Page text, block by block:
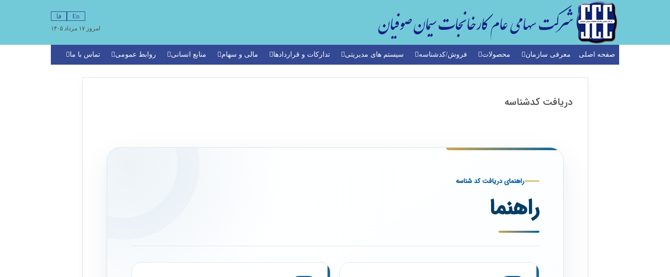
En فا
امروز ۱۷ مرداد ۱۴۰۵
صفحه اصلی معرفی سازمان محصولات فروش/کدشناسه سیستم های مدیریتی تدارکات و قراردادها مالی و سهام منابع انسانی روابط عمومی تماس با ما
دریافت کدشناسه
راهنمای دریافت کد شناسه
راهنما